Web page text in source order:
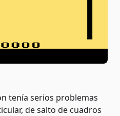
tenía serios problemas
de salto de cuadros